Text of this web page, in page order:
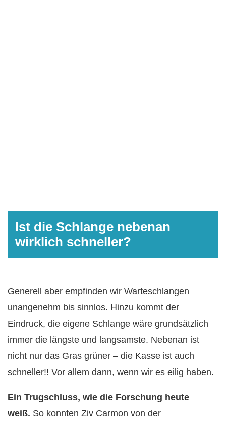
Ist die Schlange nebenan
wirklich schneller?
Generell aber empfinden wir Warteschlangen
unangenehm bis sinnlos. Hinzu kommt der
Eindruck, die eigene Schlange wäre grundsätzlich
immer die längste und langsamste. Nebenan ist
nicht nur das Gras grüner – die Kasse ist auch
schneller!! Vor allem dann, wenn wir es eilig haben.
Ein Trugschluss, wie die Forschung heute
weiß. So konnten Ziv Carmon von der